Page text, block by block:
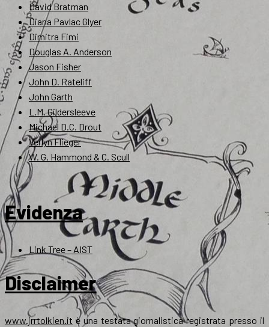
David Bratman
Diana Pavlac Glyer
Dimitra Fimi
Douglas A. Anderson
Jason Fisher
John D. Rateliff
John Garth
L.M. Gildersleeve
Michael D.C. Drout
Verlyn Flieger
W. G. Hammond & C. Scull
Evidenza
Link Tree – AIST
Disclaimer
www.jrrtolkien.it è una testata giornalistica registrata presso il